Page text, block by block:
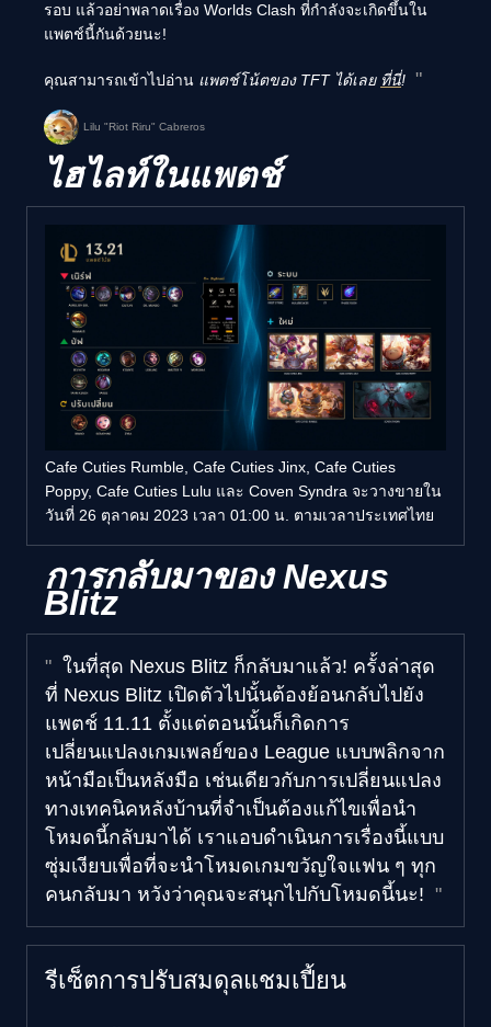
รอบ แล้วอย่าพลาดเรื่อง Worlds Clash ที่กำลังจะเกิดขึ้นใน
แพตช์นี้กันด้วยนะ!
คุณสามารถเข้าไปอ่าน แพตช์โน้ตของ TFT ได้เลย ที่นี่!
Lilu "Riot Riru" Cabreros
ไฮไลท์ในแพตช์
Cafe Cuties Rumble, Cafe Cuties Jinx, Cafe Cuties
Poppy, Cafe Cuties Lulu และ Coven Syndra จะวางขายใน
วันที่ 26 ตุลาคม 2023 เวลา 01:00 น. ตามเวลาประเทศไทย
การกลับมาของ Nexus
Blitz
ในที่สุด Nexus Blitz ก็กลับมาแล้ว! ครั้งล่าสุด
ที่ Nexus Blitz เปิดตัวไปนั้นต้องย้อนกลับไปยัง
แพตช์ 11.11 ตั้งแต่ตอนนั้นก็เกิดการ
เปลี่ยนแปลงเกมเพลย์ของ League แบบพลิกจาก
หน้ามือเป็นหลังมือ เช่นเดียวกับการเปลี่ยนแปลง
ทางเทคนิคหลังบ้านที่จำเป็นต้องแก้ไขเพื่อนำ
โหมดนี้กลับมาได้ เราแอบดำเนินการเรื่องนี้แบบ
ซุ่มเงียบเพื่อที่จะนำโหมดเกมขวัญใจแฟน ๆ ทุก
คนกลับมา หวังว่าคุณจะสนุกไปกับโหมดนี้นะ!
รีเซ็ตการปรับสมดุลแชมเปี้ยน